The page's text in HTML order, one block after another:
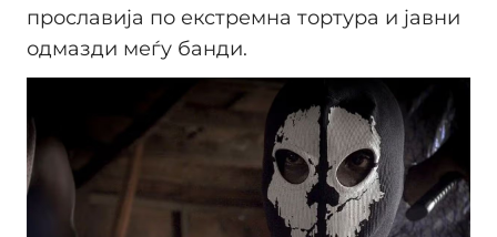
прославија по екстремна тортура и јавни
одмазди меѓу банди.